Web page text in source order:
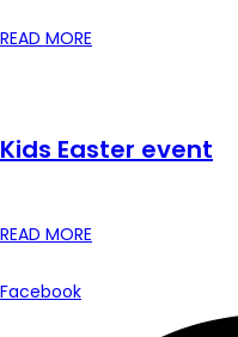
READ MORE
Kids Easter event
READ MORE
Facebook